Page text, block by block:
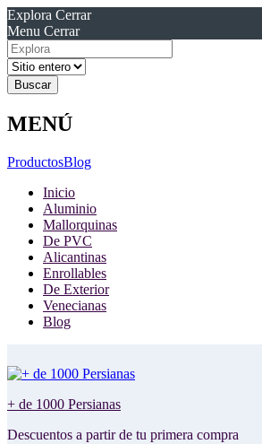
Explora Cerrar
Menu Cerrar
Resultados
para
MENÚ
ProductosBlog
Inicio
Aluminio
Mallorquinas
De PVC
Alicantinas
Enrollables
De Exterior
Venecianas
Blog
+ de 1000 Persianas
Descuentos a partir de tu primera compra